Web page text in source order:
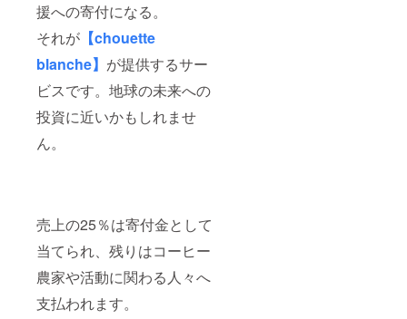
援への寄付になる。
それが 【chouette
blanche】 が提供するサー
ビスです。地球の未来への
投資に近いかもしれませ
ん。
売上の25％は寄付金として
当てられ、残りはコーヒー
農家や活動に関わる人々へ
支払われます。